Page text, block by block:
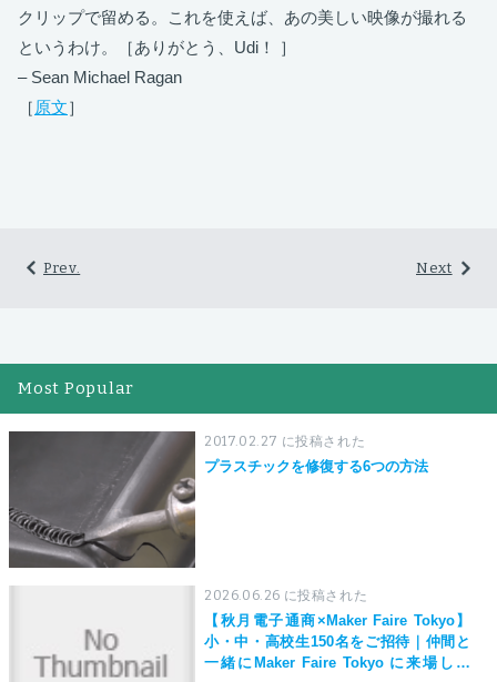
クリップで留める。これを使えば、あの美しい映像が撮れる
というわけ。［ありがとう、Udi！ ］
– Sean Michael Ragan
［ 原文］
Next
Prev.
Most Popular
2017.02.27 に投稿された
プラスチックを修復する6つの方法
2026.06.26 に投稿された
【秋月電子通商×Maker Faire Tokyo】
小・中・高校生150名をご招待｜仲間と
一緒にMaker Faire Tokyo に来場しよ